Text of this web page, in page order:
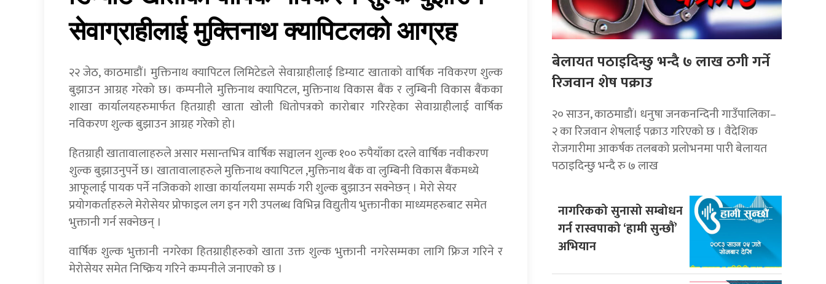
सेवाग्राहीलाई मुक्तिनाथ क्यापिटलको आग्रह
२२ जेठ, काठमाडाैं। मुक्तिनाथ क्यापिटल लिमिटेडले सेवाग्राहीलाई डिम्याट खाताको वार्षिक नविकरण शुल्क
बुझाउन आग्रह गरेको छ। कम्पनीले मुक्तिनाथ क्यापिटल, मुक्तिनाथ विकास बैंक र लुम्बिनी विकास बैंकका
शाखा कार्यालयहरुमार्फत हितग्राही खाता खोली धितोपत्रको कारोबार गरिरहेका सेवाग्राहीलाई वार्षिक
नविकरण शुल्क बुझाउन आग्रह गरेको हो।
हितग्राही खातावालाहरुले असार मसान्तभित्र वार्षिक सञ्चालन शुल्क १०० रुपैयाँका दरले वार्षिक नवीकरण
शुल्क बुझाउनुपर्ने छ। खातावालाहरुले मुक्तिनाथ क्यापिटल ,मुक्तिनाथ बैंक वा लुम्बिनी विकास बैंकमध्ये
आफूलाई पायक पर्ने नजिकको शाखा कार्यालयमा सम्पर्क गरी शुल्क बुझाउन सक्नेछन् । मेरो सेयर
प्रयोगकर्ताहरुले मेरोसेयर प्रोफाइल लग इन गरी उपलब्ध विभिन्न विद्युतीय भुक्तानीका माध्यमहरुबाट समेत
भुक्तानी गर्न सक्नेछन् ।
वार्षिक शुल्क भुक्तानी नगरेका हितग्राहीहरुको खाता उक्त शुल्क भुक्तानी नगरेसम्मका लागि फ्रिज गरिने र
मेरोसेयर समेत निष्क्रिय गरिने कम्पनीले जनाएको छ ।
बेलायत पठाइदिन्छु भन्दै ७ लाख ठगी गर्ने
रिजवान शेष पक्राउ
२० साउन, काठमाडौं। धनुषा जनकनन्दिनी गाउँपालिका–
२ का रिजवान शेषलाई पक्राउ गरिएको छ । वैदेशिक
रोजगारीमा आकर्षक तलबको प्रलोभनमा पारी बेलायत
पठाइदिन्छु भन्दै रु ७ लाख
नागरिकको सुनासो सम्बोधन
गर्न रास्वपाको ‘हामी सुन्छौं’
अभियान